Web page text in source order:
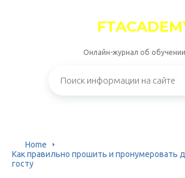
Онлайн-журнал об обучении
Home
Как правильно прошить и пронумеровать
госту